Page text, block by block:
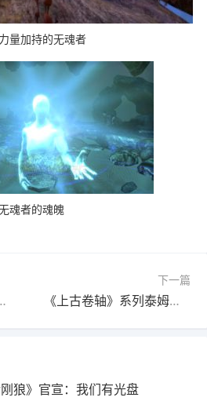
量加持的无魂者
魂者的魂魄
下一篇
《上古卷轴》系列泰姆瑞尔史诗级英雄介绍－不息者塞鲁斯
狼》官宣：我们有光盘